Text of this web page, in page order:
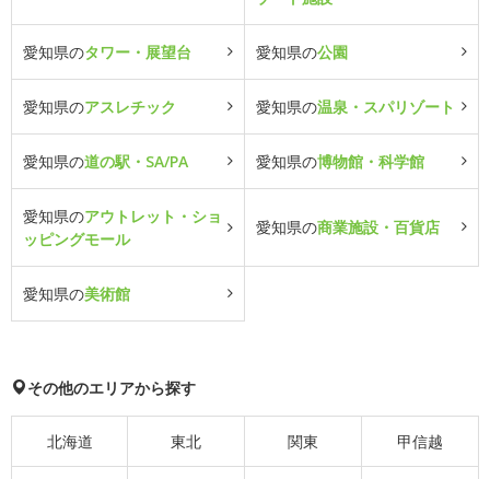
愛知県のタワー・展望台 愛知県の公園
愛知県のアスレチック 愛知県の温泉・スパリゾート
愛知県の道の駅・SA/PA 愛知県の博物館・科学館
愛知県のアウトレット・ショ
ッピングモール
愛知県の商業施設・百貨店
愛知県の美術館
その他のエリアから探す
北海道 東北 関東 甲信越